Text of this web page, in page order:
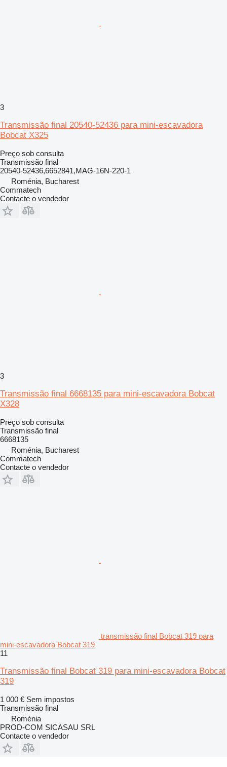
3
Transmissão final 20540-52436 para mini-escavadora
Bobcat X325
Preço sob consulta
Transmissão final
20540-52436,6652841,MAG-16N-220-1
Roménia, Bucharest
Commatech
Contacte o vendedor
3
Transmissão final 6668135 para mini-escavadora Bobcat
X328
Preço sob consulta
Transmissão final
6668135
Roménia, Bucharest
Commatech
Contacte o vendedor
transmissão final Bobcat 319 para
mini-escavadora Bobcat 319
11
Transmissão final Bobcat 319 para mini-escavadora Bobcat
319
1 000 € Sem impostos
Transmissão final
Roménia
PROD-COM SICASAU SRL
Contacte o vendedor